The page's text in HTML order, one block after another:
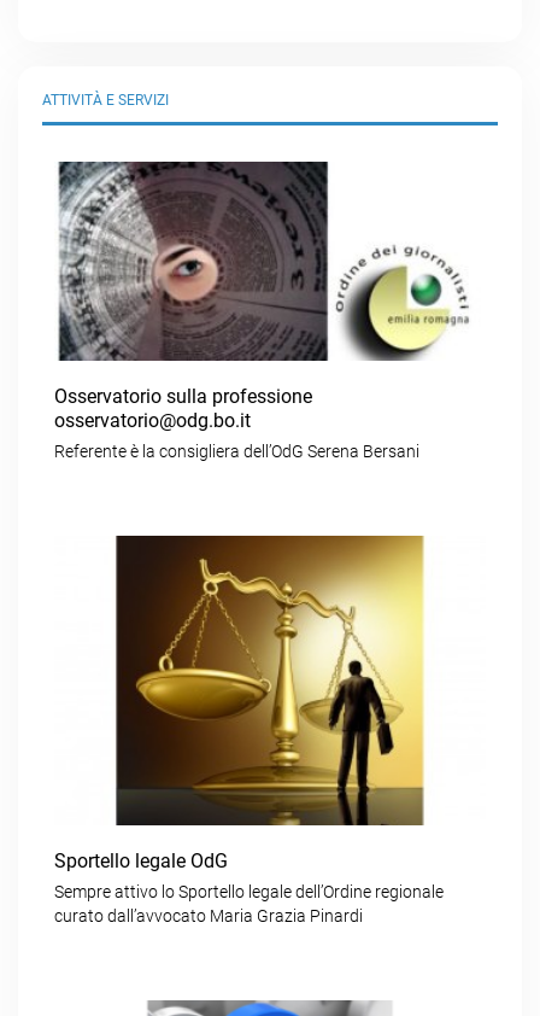
ATTIVITÀ E SERVIZI
Osservatorio sulla professione
osservatorio@odg.bo.it
Referente è la consigliera dell’OdG Serena Bersani
Sportello legale OdG
Sempre attivo lo Sportello legale dell’Ordine regionale
curato dall’avvocato Maria Grazia Pinardi